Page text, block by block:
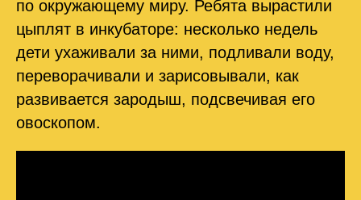
по окружающему миру. Ребята вырастили
цыплят в инкубаторе: несколько недель
дети ухаживали за ними, подливали воду,
переворачивали и зарисовывали, как
развивается зародыш, подсвечивая его
овоскопом.